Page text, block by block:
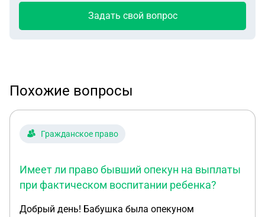
Задать свой вопрос
Похожие вопросы
Гражданское право
Имеет ли право бывший опекун на выплаты
при фактическом воспитании ребенка?
Добрый день! Бабушка была опекуном